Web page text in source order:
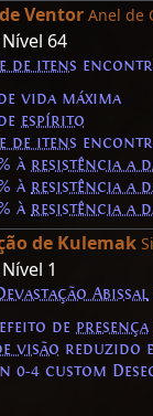
Ventor Anel de
Nível 64
de itens
vida máxima
espírito
de itens
à resistência a
à resistência a
à resistência a
de Kulemak
Nível 1
Abissal
de presença
visão reduzido
0-4 custom